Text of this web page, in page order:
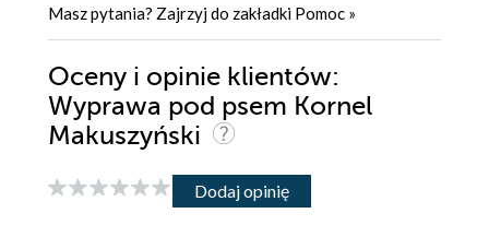
Masz pytania? Zajrzyj do zakładki Pomoc »
Oceny i opinie klientów:
Wyprawa pod psem Kornel
Makuszyński
Dodaj opinię